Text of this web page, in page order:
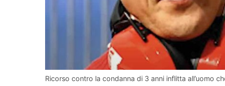
Ricorso contro la condanna di 3 anni inflitta all’uomo